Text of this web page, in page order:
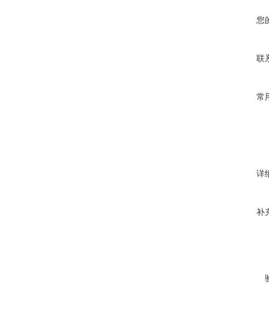
您
联
常
详
补